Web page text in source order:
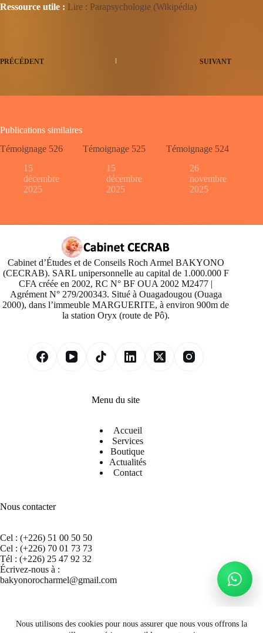
Nous utilisons des cookies pour nous assurer que nous vous offrons la
Ressource utile : Lire : Parapsychologie (Wikipédia)
PRÉCÉDENT SUIVANT
Publications similaires
Témoignage 526
15
décembre
2025
Témoignage 525
15
décembre
2025
Témoignage 524
26
novembre
2025
Cabinet d’Études et de Conseils Roch Armel BAKYONO
(CECRAB). SARL unipersonnelle au capital de 1.000.000 F
CFA créée en 2002, RC N° BF OUA 2002 M2477 |
Agrément N° 279/200343. Situé à Ouagadougou (Ouaga
2000), dans l’immeuble MARGUERITE, à environ 900m de
la station Oryx (route de Pô).
Menu du site
Accueil
Services
Boutique
Actualités
Contact
Nous contacter
Cel : (+226) 51 00 50 50
Cel : (+226) 70 01 73 73
Tél : (+226) 25 47 92 32
Écrivez-nous à :
bakyonorocharmel@gmail.com